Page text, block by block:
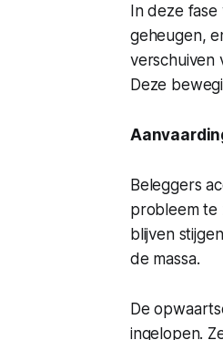
In deze
geheugen,
verschuiven
Deze
Beleggers
probleem te
blijven
de massa.
De
ingelopen.